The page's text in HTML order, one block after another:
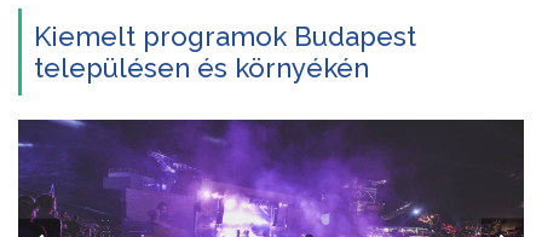
Kiemelt programok Budapest
településen és környékén